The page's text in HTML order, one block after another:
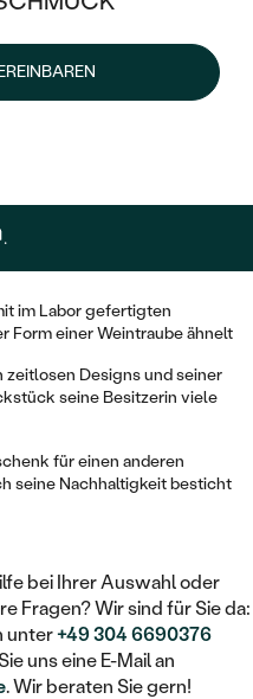
EINFASSEN
von 3 - 4 Wochen.
.
im Labor gefertigten
Form einer Weintraube ähnelt
zeitlosen Designs und seiner
seine Besitzerin viele
für einen anderen
seine Nachhaltigkeit besticht
bei Ihrer Auswahl oder
Fragen? Wir sind für Sie da:
unter+49 304 6690376
uns eine E-Mail an
. Wir beraten Sie gern!